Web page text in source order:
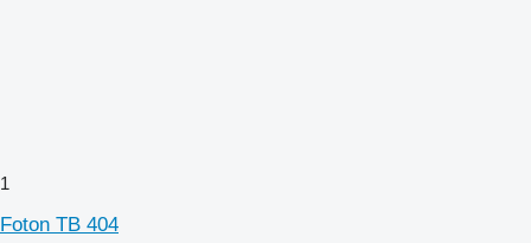
1
Foton TB 404